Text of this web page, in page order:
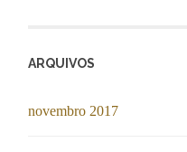
ARQUIVOS
novembro 2017